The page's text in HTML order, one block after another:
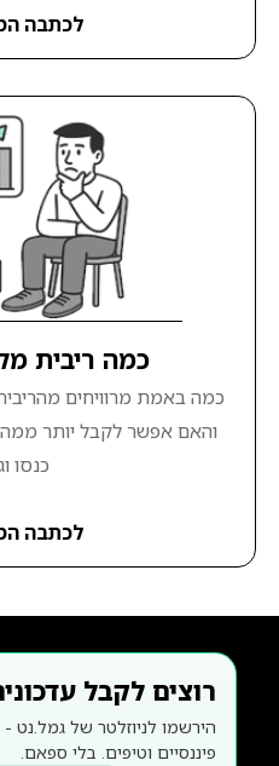
לכתבה
כמה ריבית
כמה באמת מרוויחים
והאם אפשר לקבל יותר
כנסו
לכתבה
רוצים לקבל
הירשמו לניוזלטר של גמל.נט -
פיננסיים וטיפים. בלי ספאם.